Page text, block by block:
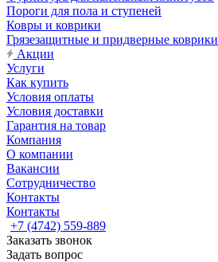
Пороги для пола и ступеней
Ковры и коврики
Грязезащитные и придверные коврики
Акции
Услуги
Как купить
Условия оплаты
Условия доставки
Гарантия на товар
Компания
О компании
Вакансии
Сотрудничество
Контакты
Контакты
+7 (4742) 559-889
Заказать звонок
Задать вопрос